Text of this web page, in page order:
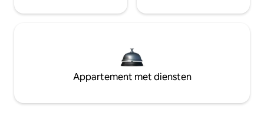
Appartement met diensten